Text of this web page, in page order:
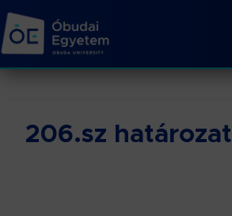
206.sz határozat